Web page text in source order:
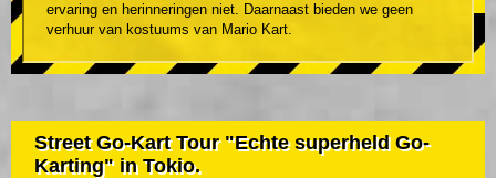
ervaring en herinneringen niet. Daarnaast bieden we geen
verhuur van kostuums van Mario Kart.
Street Go-Kart Tour "Echte superheld Go-
Karting" in Tokio.